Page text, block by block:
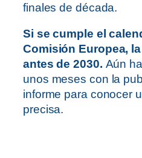
finales de década.
Si se cumple el
Comisión Europea,
antes de 2030. Aún
unos meses con la
informe para conocer
precisa.